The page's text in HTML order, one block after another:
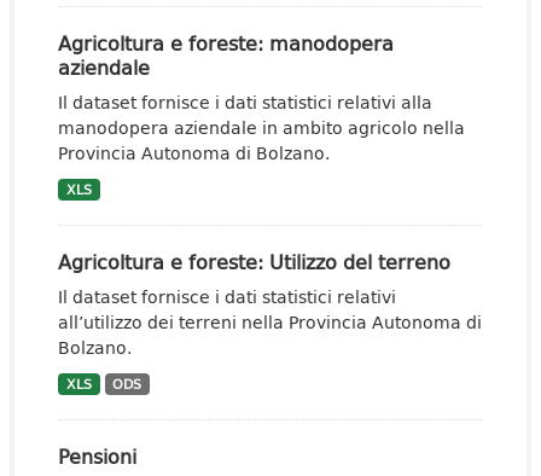
Agricoltura e foreste: manodopera
aziendale
Il dataset fornisce i dati statistici relativi alla
manodopera aziendale in ambito agricolo nella
Provincia Autonoma di Bolzano.
XLS
Agricoltura e foreste: Utilizzo del terreno
Il dataset fornisce i dati statistici relativi
all’utilizzo dei terreni nella Provincia Autonoma di
Bolzano.
XLS ODS
Pensioni